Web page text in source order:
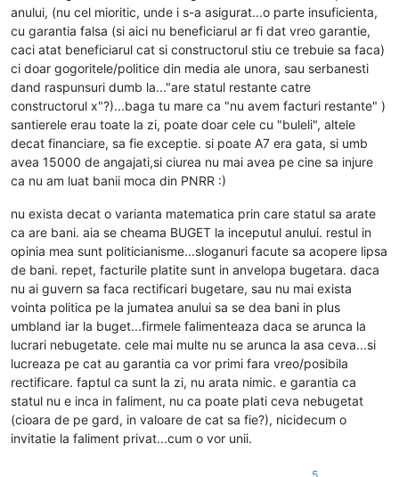
anului, (nu cel mioritic, unde i s-a asigurat...o parte insuficienta,
cu garantia falsa (si aici nu beneficiarul ar fi dat vreo garantie,
caci atat beneficiarul cat si constructorul stiu ce trebuie sa faca)
ci doar gogoritele/politice din media ale unora, sau serbanesti
dand raspunsuri dumb la..."are statul restante catre
constructorul x"?)...baga tu mare ca "nu avem facturi restante" )
santierele erau toate la zi, poate doar cele cu "buleli", altele
decat financiare, sa fie exceptie. si poate A7 era gata, si umb
avea 15000 de angajati,si ciurea nu mai avea pe cine sa injure
ca nu am luat banii moca din PNRR :)
nu exista decat o varianta matematica prin care statul sa arate
ca are bani. aia se cheama BUGET la inceputul anului. restul in
opinia mea sunt politicianisme...sloganuri facute sa acopere lipsa
de bani. repet, facturile platite sunt in anvelopa bugetara. daca
nu ai guvern sa faca rectificari bugetare, sau nu mai exista
vointa politica pe la jumatea anului sa se dea bani in plus
umbland iar la buget...firmele falimenteaza daca se arunca la
lucrari nebugetate. cele mai multe nu se arunca la asa ceva...si
lucreaza pe cat au garantia ca vor primi fara vreo/posibila
rectificare. faptul ca sunt la zi, nu arata nimic. e garantia ca
statul nu e inca in faliment, nu ca poate plati ceva nebugetat
(cioara de pe gard, in valoare de cat sa fie?), nicidecum o
invitatie la faliment privat...cum o vor unii.